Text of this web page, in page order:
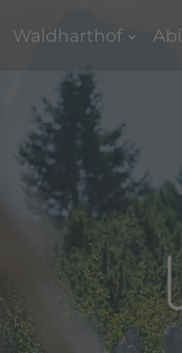
Waldharthof